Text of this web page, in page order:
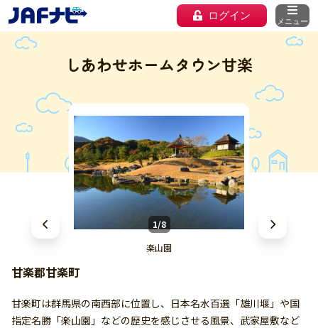
ログイン メニュー
しあわせホームタウン甘楽
1/8
楽山園
甘楽郡甘楽町
甘楽町は群馬県の南西部に位置し、日本名水百選「雄川堰」や国
指定名勝「楽山園」などの歴史を感じさせる風景、武家屋敷など